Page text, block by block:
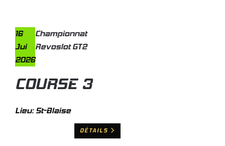
16
Jui
2026
Championnat
Revoslot GT2
COURSE 3
Lieu:St-Blaise
DÉTAILS